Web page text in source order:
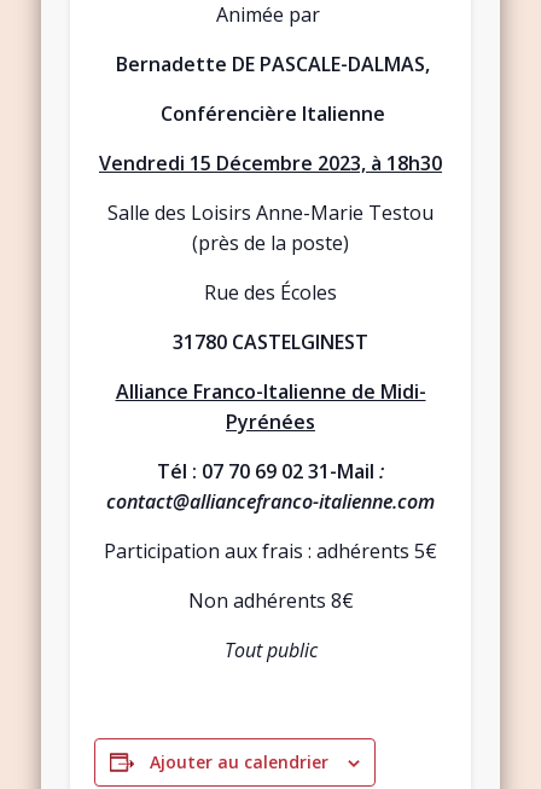
Animée par
Bernadette DE PASCALE-DALMAS,
Conférencière Italienne
Vendredi 15 Décembre 2023, à 18h30
Salle des Loisirs Anne-Marie Testou
(près de la poste)
Rue des Écoles
31780 CASTELGINEST
Alliance Franco-Italienne de Midi-
Pyrénées
Tél : 07 70 69 02 31-Mail :
contact@alliancefranco-italienne.com
Participation aux frais : adhérents 5€
Non adhérents 8€
Tout public
Ajouter au calendrier